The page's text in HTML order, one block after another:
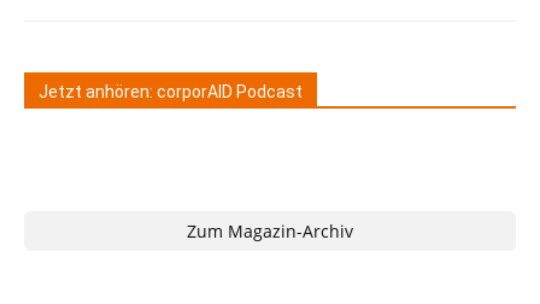
Jetzt anhören: corporAID Podcast
Zum Magazin-Archiv